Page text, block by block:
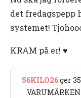
det fredagspepp
systemet!
KRAM på er! ♥️
56KILO26ger